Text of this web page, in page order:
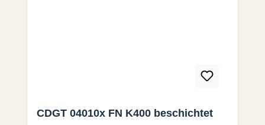
CDGT 04010x FN K400 beschichtet